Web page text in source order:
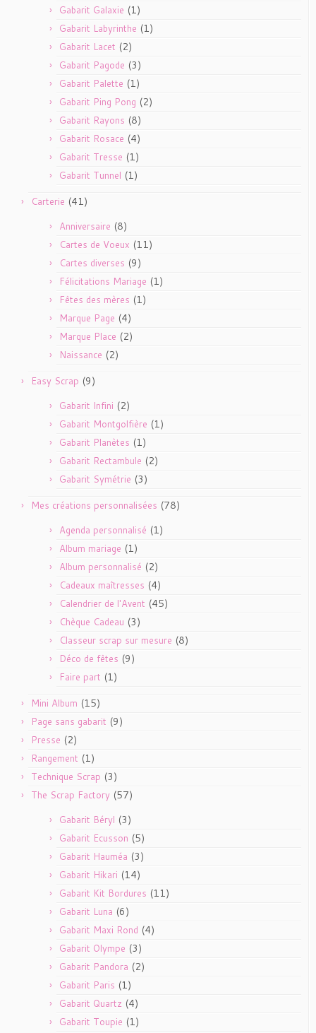
Gabarit Galaxie (1)
Gabarit Labyrinthe (1)
Gabarit Lacet (2)
Gabarit Pagode (3)
Gabarit Palette (1)
Gabarit Ping Pong (2)
Gabarit Rayons (8)
Gabarit Rosace (4)
Gabarit Tresse (1)
Gabarit Tunnel (1)
Carterie (41)
Anniversaire (8)
Cartes de Voeux (11)
Cartes diverses (9)
Félicitations Mariage (1)
Fêtes des mères (1)
Marque Page (4)
Marque Place (2)
Naissance (2)
Easy Scrap (9)
Gabarit Infini (2)
Gabarit Montgolfière (1)
Gabarit Planètes (1)
Gabarit Rectambule (2)
Gabarit Symétrie (3)
Mes créations personnalisées (78)
Agenda personnalisé (1)
Album mariage (1)
Album personnalisé (2)
Cadeaux maîtresses (4)
Calendrier de l'Avent (45)
Chèque Cadeau (3)
Classeur scrap sur mesure (8)
Déco de fêtes (9)
Faire part (1)
Mini Album (15)
Page sans gabarit (9)
Presse (2)
Rangement (1)
Technique Scrap (3)
The Scrap Factory (57)
Gabarit Béryl (3)
Gabarit Ecusson (5)
Gabarit Hauméa (3)
Gabarit Hikari (14)
Gabarit Kit Bordures (11)
Gabarit Luna (6)
Gabarit Maxi Rond (4)
Gabarit Olympe (3)
Gabarit Pandora (2)
Gabarit Paris (1)
Gabarit Quartz (4)
Gabarit Toupie (1)